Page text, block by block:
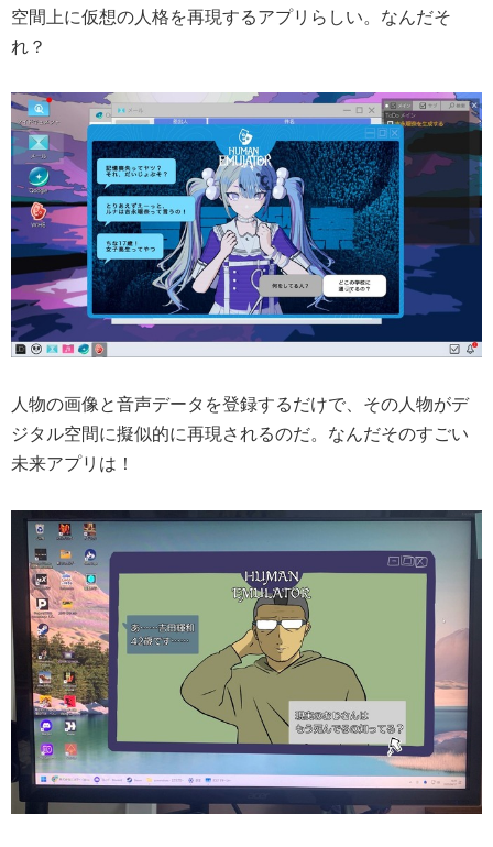
空間上に仮想の人格を再現するアプリらしい。なんだそ
れ？
人物の画像と音声データを登録するだけで、その人物がデ
ジタル空間に擬似的に再現されるのだ。なんだそのすごい
未来アプリは！